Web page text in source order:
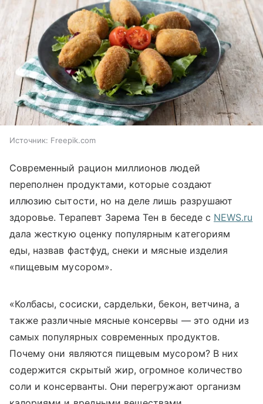
Источник: Freepik.com
Современный рацион миллионов людей
переполнен продуктами, которые создают
иллюзию сытости, но на деле лишь разрушают
здоровье. Терапевт Зарема Тен в беседе с NEWS.ru
дала жесткую оценку популярным категориям
еды, назвав фастфуд, снеки и мясные изделия
«пищевым мусором».
«Колбасы, сосиски, сардельки, бекон, ветчина, а
также различные мясные консервы — это одни из
самых популярных современных продуктов.
Почему они являются пищевым мусором? В них
содержится скрытый жир, огромное количество
соли и консерванты. Они перегружают организм